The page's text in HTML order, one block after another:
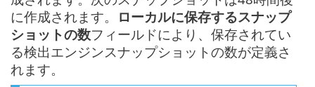
に作成されます。
ローカルに保存するスナップ
ショットの数フィールドにより、保存されてい
る検出エンジンスナップショットの数が定義さ
れます。